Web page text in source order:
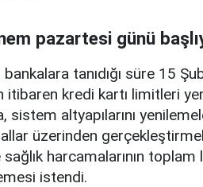
pazartesi günü
bankalara tanıdığı süre 15
itibaren kredi kartı limitleri
sistem altyapılarını
üzerinden
harcamalarının
istendi.